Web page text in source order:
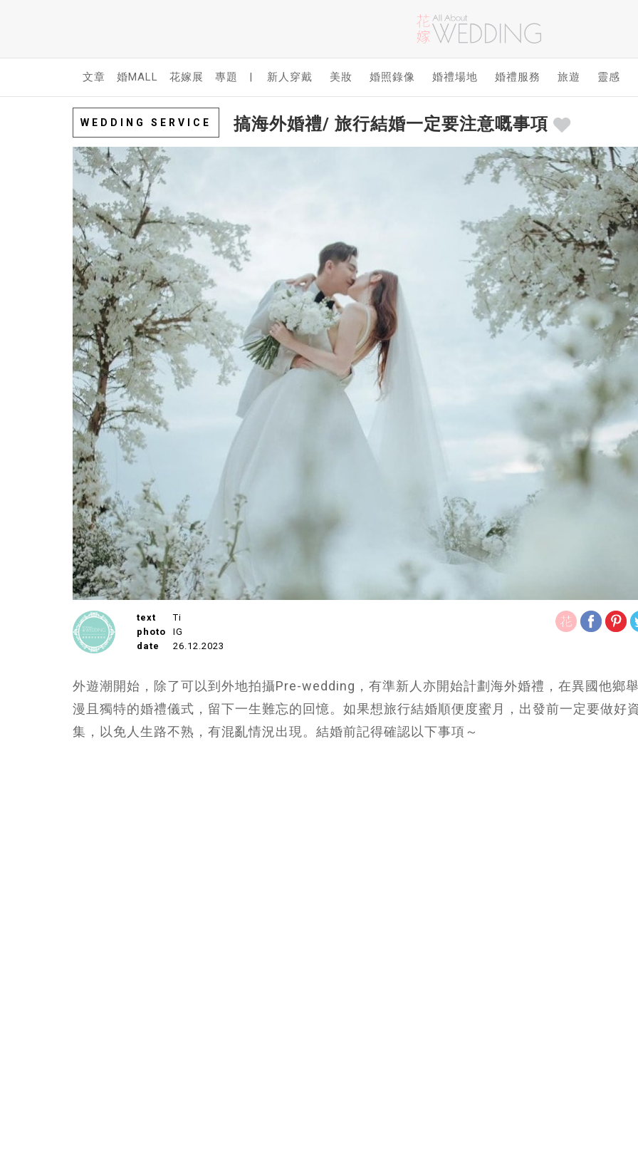
文章 婚MALL 花嫁展 專題 | 新人穿戴 美妝 婚照錄像 婚禮場地 婚禮服務 旅遊 靈感
WEDDING SERVICE 搞海外婚禮/ 旅行結婚一定要注意嘅事項
text
Ti
photo
IG
date
26.12.2023
外遊潮開始，除了可以到外地拍攝Pre-wedding，有準新人亦開始計劃海外婚禮，在異國他鄉
漫且獨特的婚禮儀式，留下一生難忘的回憶。如果想旅行結婚順便度蜜月，出發前一定要做好
集，以免人生路不熟，有混亂情況出現。結婚前記得確認以下事項～